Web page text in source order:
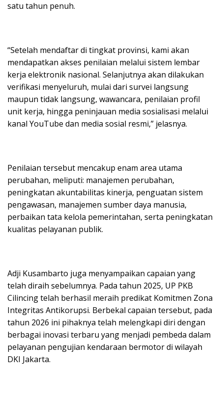
satu tahun penuh.
“Setelah mendaftar di tingkat provinsi, kami akan
mendapatkan akses penilaian melalui sistem lembar
kerja elektronik nasional. Selanjutnya akan dilakukan
verifikasi menyeluruh, mulai dari survei langsung
maupun tidak langsung, wawancara, penilaian profil
unit kerja, hingga peninjauan media sosialisasi melalui
kanal YouTube dan media sosial resmi,” jelasnya.
Penilaian tersebut mencakup enam area utama
perubahan, meliputi: manajemen perubahan,
peningkatan akuntabilitas kinerja, penguatan sistem
pengawasan, manajemen sumber daya manusia,
perbaikan tata kelola pemerintahan, serta peningkatan
kualitas pelayanan publik.
Adji Kusambarto juga menyampaikan capaian yang
telah diraih sebelumnya. Pada tahun 2025, UP PKB
Cilincing telah berhasil meraih predikat Komitmen Zona
Integritas Antikorupsi. Berbekal capaian tersebut, pada
tahun 2026 ini pihaknya telah melengkapi diri dengan
berbagai inovasi terbaru yang menjadi pembeda dalam
pelayanan pengujian kendaraan bermotor di wilayah
DKI Jakarta.